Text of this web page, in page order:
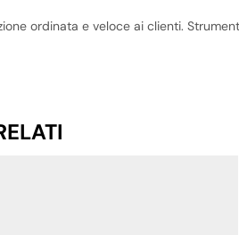
ordinata e veloce ai clienti.